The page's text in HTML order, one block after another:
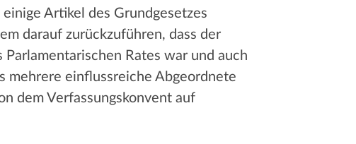
Artikel des Grundgesetzes
darauf zurückzuführen, dass der
Rates war und auch
mehrere einflussreiche Abgeordnete
dem Verfassungskonvent auf